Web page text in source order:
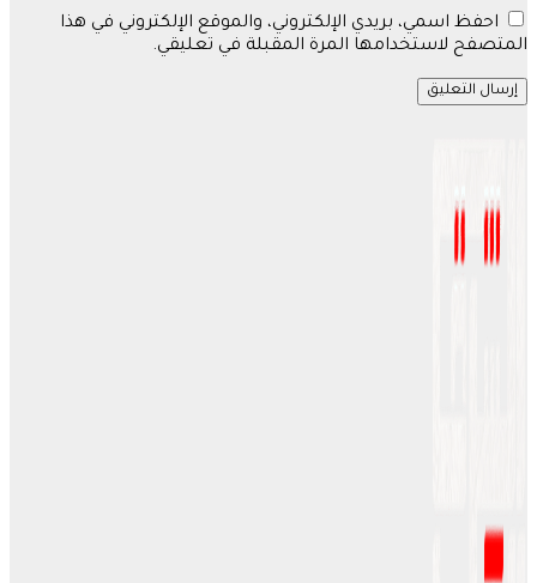
احفظ اسمي، بريدي الإلكتروني، والموقع الإلكتروني في هذا
المتصفح لاستخدامها المرة المقبلة في تعليقي.